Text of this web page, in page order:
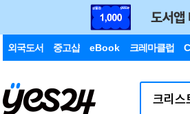
외국도서 중고샵 eBook 크레마클럽